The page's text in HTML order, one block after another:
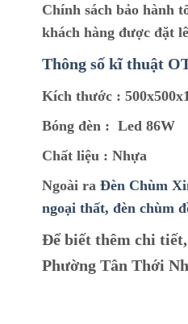
Chính sách bảo hành
khách hàng được đặt
Thông số kĩ thuật
Kích thước :
Bóng đèn : Led 86W
Chất liệu : Nhựa
Ngoài ra Đèn Chùm
ngoại thất, đèn chùm
Để biết thêm chi
Phường Tân Thới